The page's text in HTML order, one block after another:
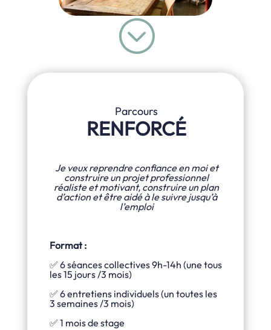
;
Parcours
RENFORCÉ
Je veux reprendre confiance en moi et
construire un projet professionnel
réaliste et motivant, construire un plan
d’action et être aidé à le suivre jusqu’à
l’emploi
Format :
✅ 6 séances collectives 9h-14h (une tous
les 15 jours /3 mois)
✅ 6 entretiens individuels (un toutes les
3 semaines /3 mois)
✅ 1 mois de stage